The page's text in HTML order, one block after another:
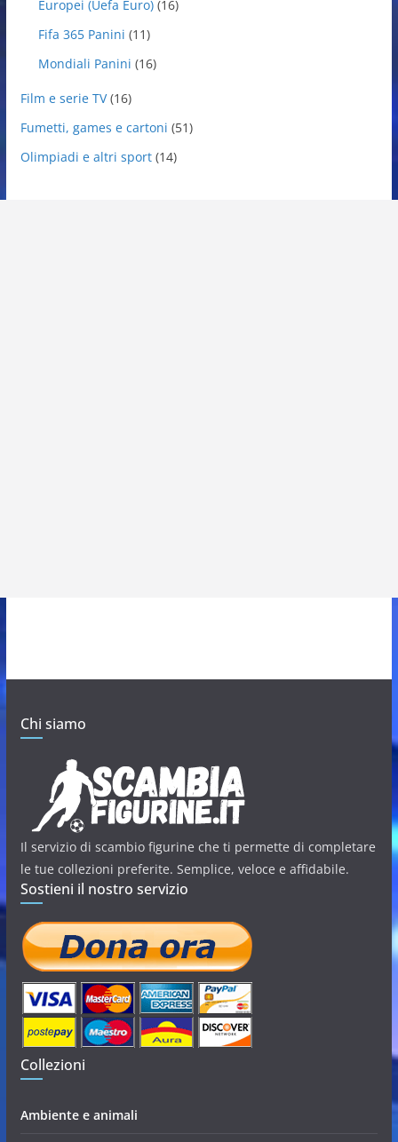
Europei (Uefa Euro)(16)
Fifa 365 Panini (11)
Mondiali Panini (16)
Film e serie TV(16)
Fumetti, games e cartoni (51)
Olimpiadi e altri sport(14)
Chi siamo
Il servizio di scambio figurine che ti permette di completare
le tue collezioni preferite. Semplice, veloce e affidabile.
Sostieni il nostro servizio
Collezioni
Ambiente e animali